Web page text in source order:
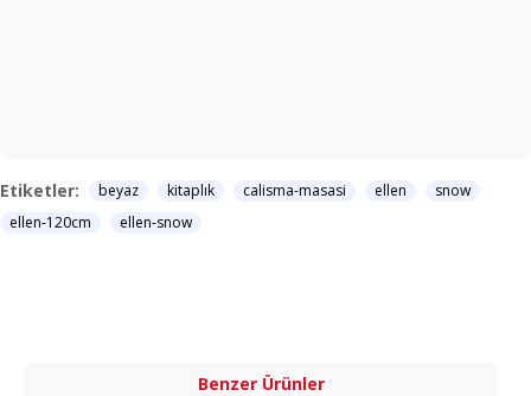
Etiketler: beyaz kitaplık calisma-masasi ellen
snow
ellen-120cm
ellen-snow
Benzer Ürünler